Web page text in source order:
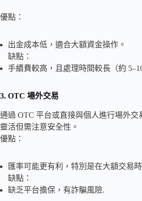
優點：
出金成本低，適合大額資金操作。
缺點：
手續費較高，且處理時間較長（約
3. OTC 場外交易
通過 OTC 平台或直接與個人進行場外交
靈活但需注意安全性。
優點：
匯率可能更有利，特別是在大額交易時
缺點：
缺乏平台擔保，有詐騙風險.